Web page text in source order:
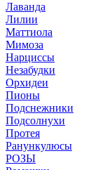
Лаванда
Лилии
Маттиола
Мимоза
Нарциссы
Незабудки
Орхидеи
Пионы
Подснежники
Подсолнухи
Протея
Ранункулюсы
РОЗЫ